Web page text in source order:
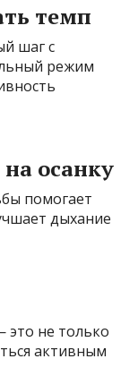
темп
шаг с
режим
осанку
помогает
дыхание
это не только
активным